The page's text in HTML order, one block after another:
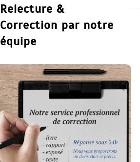
Relecture &
Correction par notre
équipe